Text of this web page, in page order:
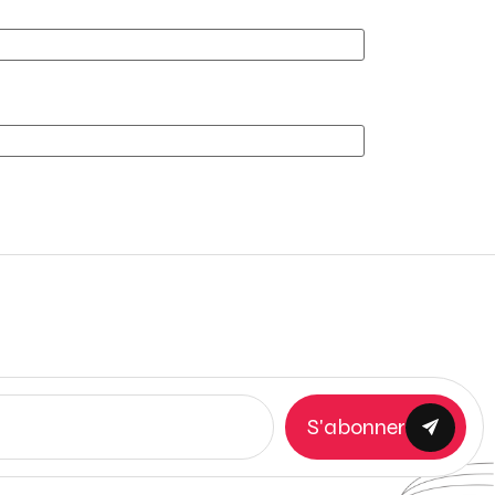
S'abonner